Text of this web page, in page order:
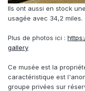
Ils ont aussi en stock
usagée avec 34,2 miles.
Plus de photos ici :
gallery
Ce musée est la
caractéristique est
groupe privées sur